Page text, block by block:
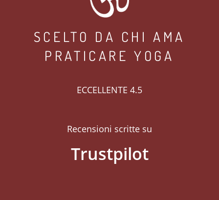
SCELTO DA CHI AMA
PRATICARE YOGA
ECCELLENTE 4.5
Recensioni scritte su